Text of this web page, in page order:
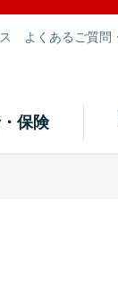
よくあるご質問
保険